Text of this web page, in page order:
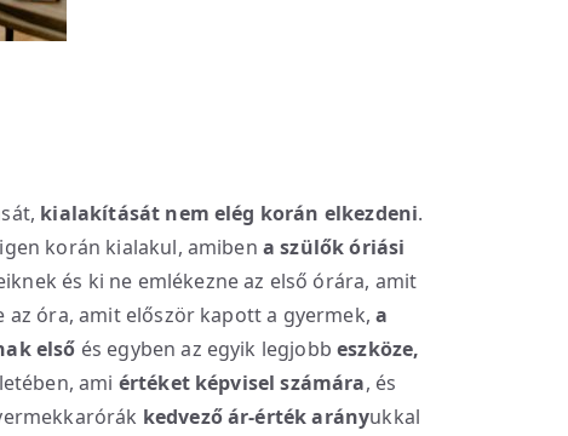
kialakítását nem elég korán elkezdeni.
korán kialakul, amiben a szülők óriási
és ki ne emlékezne az első órára, amit
az óra, amit először kapott a gyermek,a
első és egyben az egyik legjobbeszköze,
ami értéket képvisel számára, és
kedvező ár-érték arányukkal